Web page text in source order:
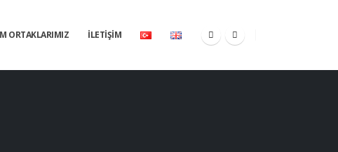
ORTAKLARIMIZ İLETIŞIM